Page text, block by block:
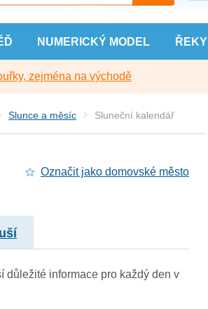
NUMERICKÝ MODEL ŘEKY
zejména na východě
Slunce a měsíc Sluneční kalendář
Označit jako domovské město
důležité informace pro každý den v